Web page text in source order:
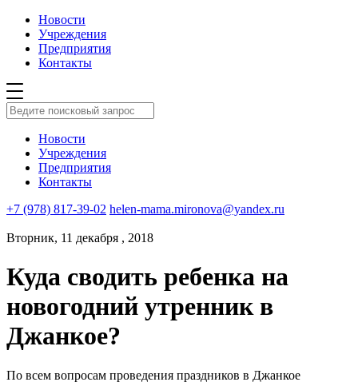
Новости
Учреждения
Предприятия
Контакты
Новости
Учреждения
Предприятия
Контакты
+7 (978) 817-39-02 helen-mama.mironova@yandex.ru
Вторник, 11 декабря , 2018
Куда сводить ребенка на
новогодний утренник в
Джанкое?
По всем вопросам проведения праздников в Джанкое